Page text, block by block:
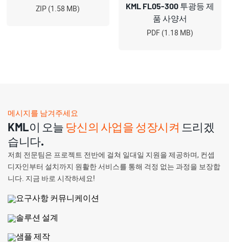
ZIP (1.58 MB)
KML FL05-300 투광등 제
품 사양서
PDF (1.18 MB)
메시지를 남겨주세요
KML이 오늘 당신의 사업을 성장시켜 드리겠
습니다.
저희 전문팀은 프로젝트 전반에 걸쳐 일대일 지원을 제공하며, 컨셉
디자인부터 설치까지 원활한 서비스를 통해 걱정 없는 과정을 보장합
니다. 지금 바로 시작하세요!
요구사항 커뮤니케이션
솔루션 설계
샘플 제작